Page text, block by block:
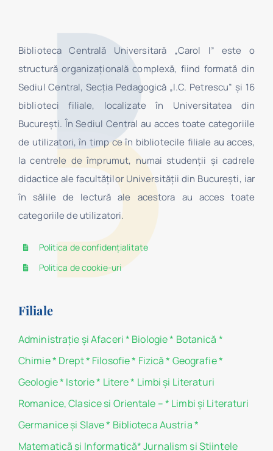
Biblioteca Centrală Universitară „Carol I” este o
structură organizaţională complexă, fiind formată din
Sediul Central, Secţia Pedagogică „I.C. Petrescu” şi 16
biblioteci filiale, localizate în Universitatea din
Bucureşti. În Sediul Central au acces toate categoriile
de utilizatori, în timp ce în bibliotecile filiale au acces,
la centrele de împrumut, numai studenţii şi cadrele
didactice ale facultăților Universității din București, iar
în sălile de lectură ale acestora au acces toate
categoriile de utilizatori.
Politica de confidențialitate
Politica de cookie-uri
Filiale
Administraţie şi Afaceri* Biologie* Botanică *
Chimie* Drept* Filosofie* Fizică * Geografie*
Geologie* Istorie* Litere* Limbi și Literaturi
Romanice, Clasice si Orientale –* Limbi și Literaturi
Germanice şi Slave* Biblioteca Austria*
Matematicã și Informatică*Jurnalism şi Ştiinţele